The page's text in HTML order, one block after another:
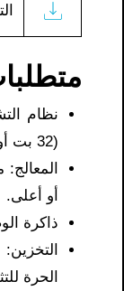
نظام
(32 بت أو 64 بت).
أو أعلى.
ذاكرة الوصول
الحرة